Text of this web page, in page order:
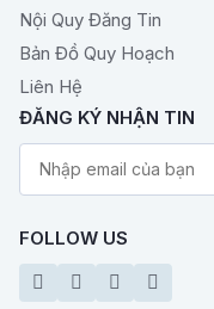
Nội Quy Đăng Tin
Bản Đồ Quy Hoạch
Liên Hệ
ĐĂNG KÝ NHẬN TIN
FOLLOW US